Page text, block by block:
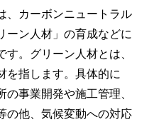
、カーボンニュートラル
ーン人材」の育成などに
。グリーン人材とは、
を指します。具体的に
事業開発や施工管理、
の他、気候変動への対応